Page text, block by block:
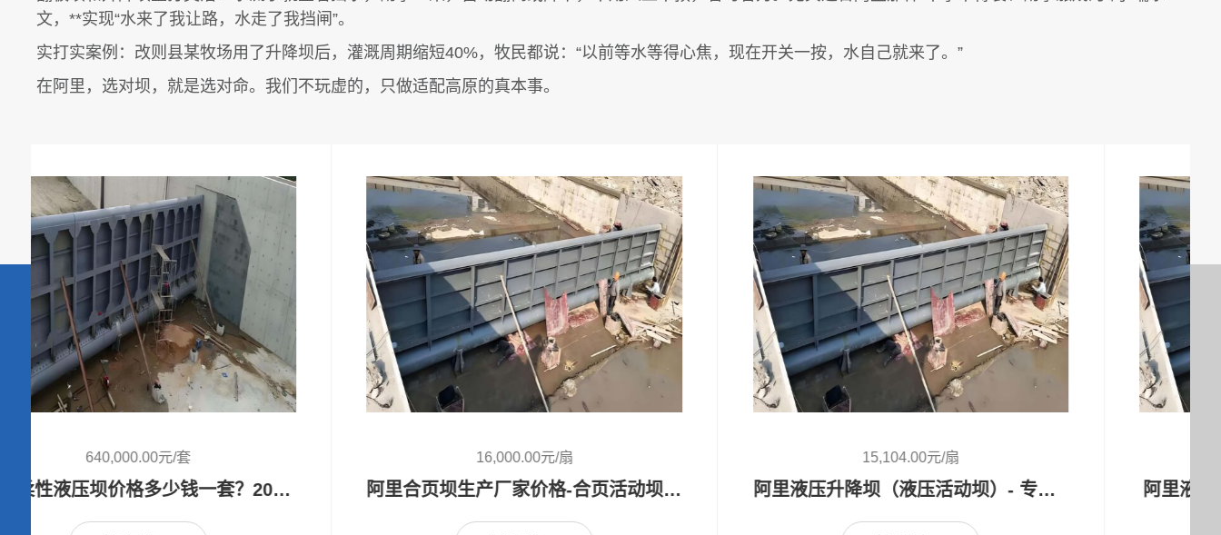
文，**实现“水来了我让路，水走了我挡闸”。
实打实案例：改则县某牧场用了升降坝后，灌溉周期缩短40%，牧民都说：“以前等水等得心焦，现在开关一按，水自己就来了。”
在阿里，选对坝，就是选对命。我们不玩虚的，只做适配高原的真本事。
16,000.00元/扇
阿里合页坝生产厂家价格-合页活动坝设计安装方案定制
15,104.00元/扇 64,000.00元/扇
阿里液压升降坝是什么？多少钱一套？